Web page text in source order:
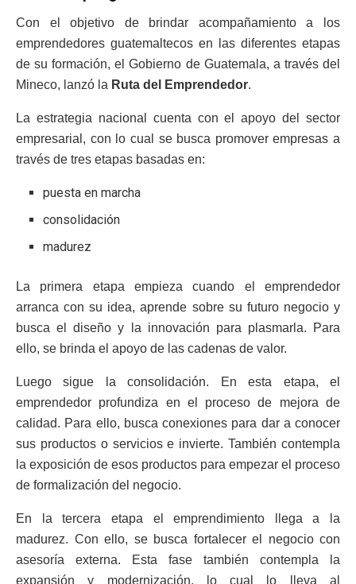
Con el objetivo de brindar acompañamiento a los
emprendedores guatemaltecos en las diferentes etapas
de su formación, el Gobierno de Guatemala, a través del
Mineco, lanzó la Ruta del Emprendedor.
La estrategia nacional cuenta con el apoyo del sector
empresarial, con lo cual se busca promover empresas a
través de tres etapas basadas en:
puesta en marcha
consolidación
madurez
La primera etapa empieza cuando el emprendedor
arranca con su idea, aprende sobre su futuro negocio y
busca el diseño y la innovación para plasmarla. Para
ello, se brinda el apoyo de las cadenas de valor.
Luego sigue la consolidación. En esta etapa, el
emprendedor profundiza en el proceso de mejora de
calidad. Para ello, busca conexiones para dar a conocer
sus productos o servicios e invierte. También contempla
la exposición de esos productos para empezar el proceso
de formalización del negocio.
En la tercera etapa el emprendimiento llega a la
madurez. Con ello, se busca fortalecer el negocio con
asesoría externa. Esta fase también contempla la
expansión y modernización, lo cual lo lleva al